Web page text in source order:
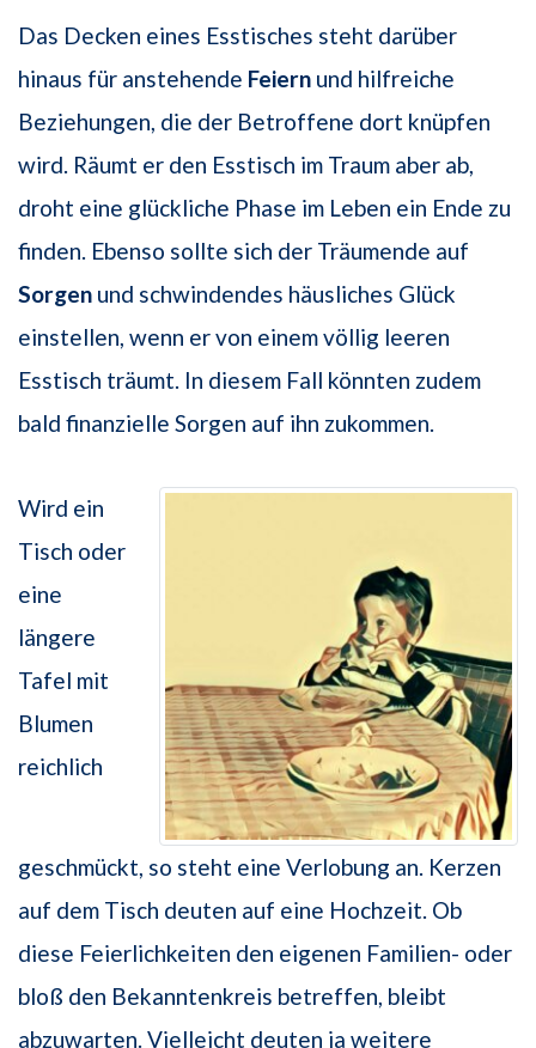
Das Decken eines Esstisches steht darüber
hinaus für anstehende Feiern und hilfreiche
Beziehungen, die der Betroffene dort knüpfen
wird. Räumt er den Esstisch im Traum aber ab,
droht eine glückliche Phase im Leben ein Ende zu
finden. Ebenso sollte sich der Träumende auf
Sorgen und schwindendes häusliches Glück
einstellen, wenn er von einem völlig leeren
Esstisch träumt. In diesem Fall könnten zudem
bald finanzielle Sorgen auf ihn zukommen.
Wird ein
Tisch oder
eine
längere
Tafel mit
Blumen
reichlich
geschmückt, so steht eine Verlobung an. Kerzen
auf dem Tisch deuten auf eine Hochzeit. Ob
diese Feierlichkeiten den eigenen Familien- oder
bloß den Bekanntenkreis betreffen, bleibt
abzuwarten. Vielleicht deuten ja weitere